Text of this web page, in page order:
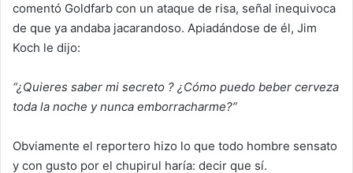
comentó Goldfarb con un ataque de risa, señal inequivoca
de que ya andaba jacarandoso. Apiadándose de él, Jim
Koch le dijo:
“¿Quieres saber mi secreto ? ¿Cómo puedo beber cerveza
toda la noche y nunca emborracharme?”
Obviamente el reportero hizo lo que todo hombre sensato
y con gusto por el chupirul haría: decir que sí.